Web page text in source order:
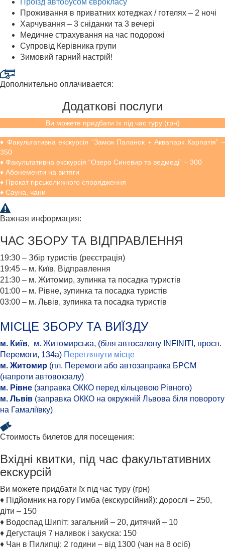
Проїзд автобусом єврокласу
Проживання в приватних котеджах / готелях – 2 ночі
Харчування – 3 сніданки та 3 вечері
Медичне страхування на час подорожі
Супровід Керівника групи
Зимовий гарний настрій!
Дополнительно оплачивается:
Додаткові послуги
Ви можете придбати їх під час туру (грн)
♦ Факультативна екскурсія “Замок Паланок + Аквапарк Карпатія” –
350
♦ Факультативна екскурсія “Озеро Синевир та ведмеді” – 300
♦ Абонементи на витяги
♦ Прокат гірськолижного спорядження
♦ Сауна, чани
Важная информация:
ЧАС ЗБОРУ ТА ВІДПРАВЛЕННЯ
19:30 – Збір туристів (реєстрація)
19:45 – м. Київ, Відправлення
21:30 – м. Житомир, зупинка та посадка туристів
01:00 – м. Рівне, зупинка та посадка туристів
03:00 – м. Львів, зупинка та посадка туристів
МІСЦЕ ЗБОРУ ТА ВИЇЗДУ
м. Київ, м. Житомирська, (біля автосалону INFINITI, просп.
Перемоги, 134а) Переглянути місце
м. Житомир (пл. Перемоги або автозаправка БРСМ
(напроти автовокзалу)
м. Рівне (заправка ОККО перед кільцевою Рівного)
м. Львів (заправка ОККО на окружній Львова біля повороту
на Гамаліївку)
Стоимость билетов для посещения:
Вхідні квитки, під час факультативних
екскурсій
Ви можете придбати їх під час туру (грн)
♦ Підйомник на гору Гимба (екскурсійний): дорослі – 250,
діти – 150
♦ Водоспад Шипіт: загальний – 20, дитячий – 10
♦ Дегустація 7 наливок і закуска: 150
♦ Чан в Пилипці: 2 години – від 1300 (чан на 8 осіб)